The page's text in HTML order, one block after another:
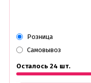
Розница
Самовывоз
Осталось 24 шт.